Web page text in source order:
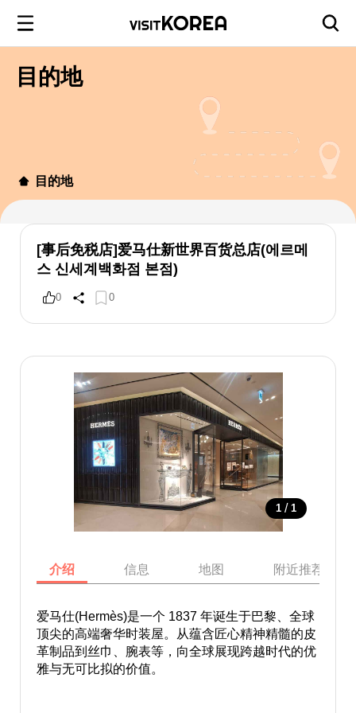
目的地
目的地
[事后免税店]爱马仕新世界百货总店(에르메
스 신세계백화점 본점)
0 0
1 / 1
介绍 信息 地图 附近推荐景点
爱马仕(Hermès)是一个 1837 年诞生于巴黎、全球
顶尖的高端奢华时装屋。从蕴含匠心精神精髓的皮
革制品到丝巾、腕表等，向全球展现跨越时代的优
雅与无可比拟的价值。